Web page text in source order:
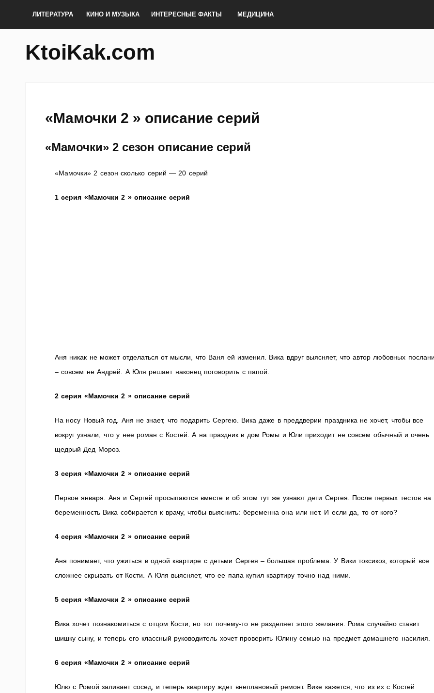
ЛИТЕРАТУРА КИНО И МУЗЫКА ИНТЕРЕСНЫЕ ФАКТЫ МЕДИЦИНА
KtoiKak.com
«Мамочки 2 » описание серий
«Мамочки» 2 сезон описание серий
«Мамочки» 2 сезон сколько серий — 20 серий
1 серия «Мамочки 2 » описание серий
Аня никак не может отделаться от мысли, что Ваня ей изменил. Вика вдруг выясняет, что автор любовных
– совсем не Андрей. А Юля решает наконец поговорить с папой.
2 серия «Мамочки 2 » описание серий
На носу Новый год. Аня не знает, что подарить Сергею. Вика даже в преддверии праздника не хочет, чтобы все
вокруг узнали, что у нее роман с Костей. А на праздник в дом Ромы и Юли приходит не совсем обычный и очень
щедрый Дед Мороз.
3 серия «Мамочки 2 » описание серий
Первое января. Аня и Сергей просыпаются вместе и об этом тут же узнают дети Сергея. После первых тестов на
беременность Вика собирается к врачу, чтобы выяснить: беременна она или нет. И если да, то от кого?
4 серия «Мамочки 2 » описание серий
Аня понимает, что ужиться в одной квартире с детьми Сергея – большая проблема. У Вики токсикоз, который все
сложнее скрывать от Кости. А Юля выясняет, что ее папа купил квартиру точно над ними.
5 серия «Мамочки 2 » описание серий
Вика хочет познакомиться с отцом Кости, но тот почему-то не разделяет этого желания. Рома случайно ставит
шишку сыну, и теперь его классный руководитель хочет проверить Юлину семью на предмет домашнего насилия.
6 серия «Мамочки 2 » описание серий
Юлю с Ромой заливает сосед, и теперь квартиру ждет внеплановый ремонт. Вике кажется, что из их с Костей